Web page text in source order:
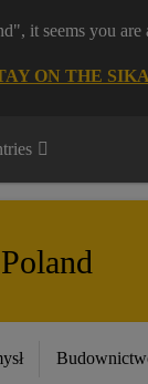
it seems you
ON THE